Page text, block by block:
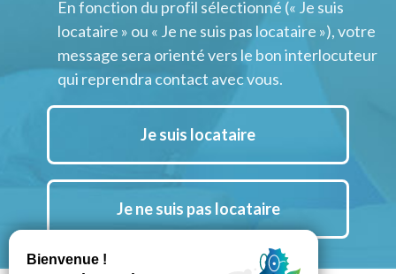
En fonction du profil sélectionné (« Je suis
locataire » ou « Je ne suis pas locataire »), votre
message sera orienté vers le bon interlocuteur
qui reprendra contact avec vous.
Je suis locataire
Je ne suis pas locataire